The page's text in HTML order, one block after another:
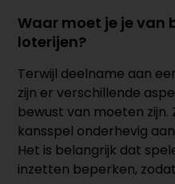
Waar moet je je van
loterijen?
Terwijl deelname aan
zijn er verschillende
bewust van moeten zijn.
kansspel onderhevig
Het is belangrijk dat
inzetten beperken,